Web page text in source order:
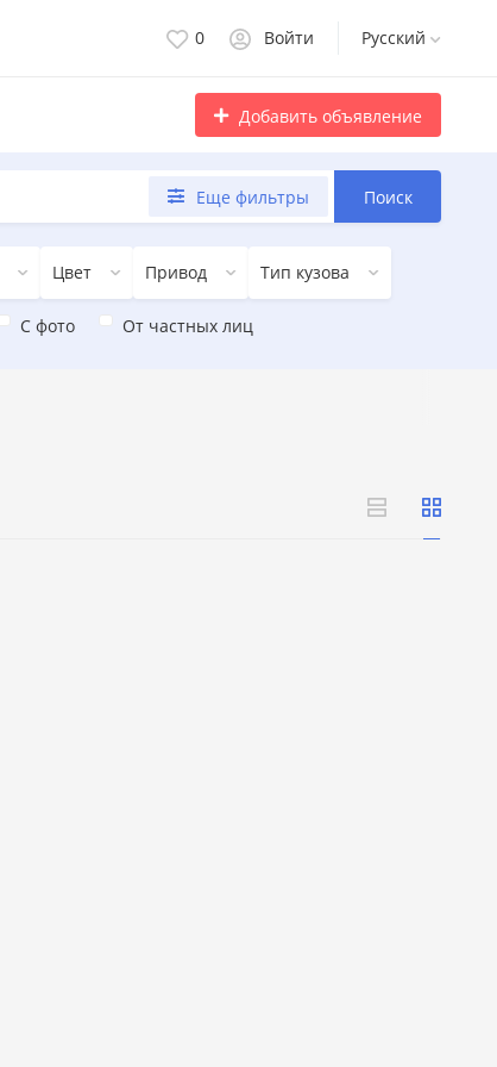
0 Войти Русский
Добавить объявление
Еще фильтры Поиск
Цвет Привод Тип кузова
С фото От частных лиц